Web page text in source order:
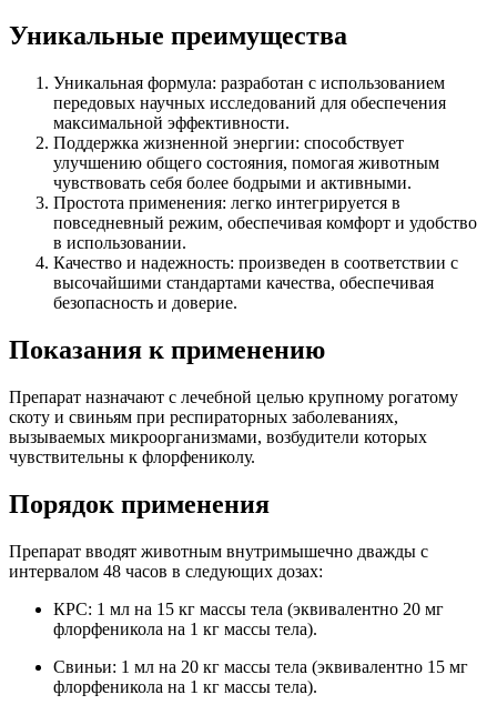
Уникальные преимущества
Уникальная формула: разработан с использованием
передовых научных исследований для обеспечения
максимальной эффективности.
Поддержка жизненной энергии: способствует
улучшению общего состояния, помогая животным
чувствовать себя более бодрыми и активными.
Простота применения: легко интегрируется в
повседневный режим, обеспечивая комфорт и удобство
в использовании.
Качество и надежность: произведен в соответствии с
высочайшими стандартами качества, обеспечивая
безопасность и доверие.
Показания к применению
Препарат назначают с лечебной целью крупному рогатому
скоту и свиньям при респираторных заболеваниях,
вызываемых микроорганизмами, возбудители которых
чувствительны к флорфениколу.
Порядок применения
Препарат вводят животным внутримышечно дважды с
интервалом 48 часов в следующих дозах:
КРС: 1 мл на 15 кг массы тела (эквивалентно 20 мг
флорфеникола на 1 кг массы тела).
Свиньи: 1 мл на 20 кг массы тела (эквивалентно 15 мг
флорфеникола на 1 кг массы тела).